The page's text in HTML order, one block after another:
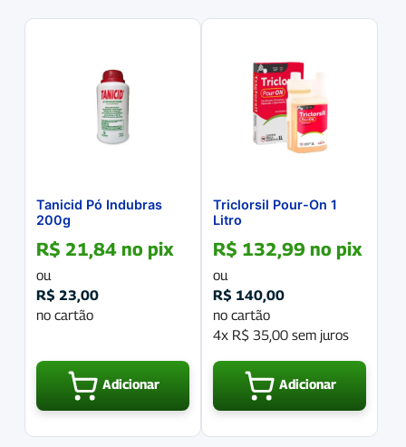
Tanicid Pó Indubras
200g
R$ 21,84 no pix
ou
R$ 23,00
no cartão
Adicionar
Triclorsil Pour-On 1
Litro
R$ 132,99 no pix
ou
R$ 140,00
no cartão
4x R$ 35,00 sem juros
Adicionar